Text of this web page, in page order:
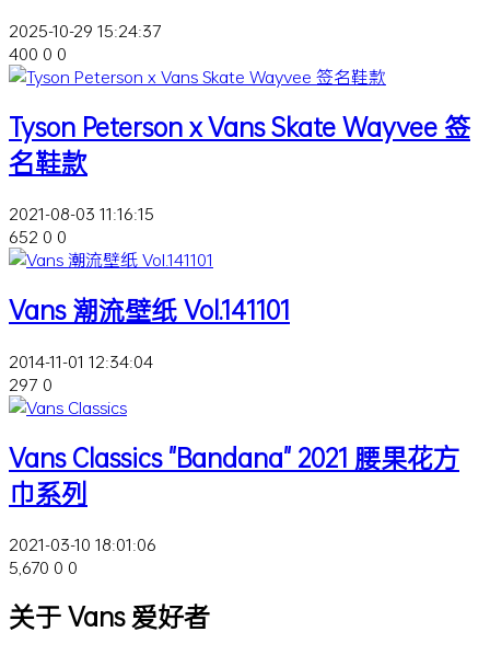
2025-10-29 15:24:37
400 0 0
Tyson Peterson x Vans Skate Wayvee 签
名鞋款
2021-08-03 11:16:15
652 0 0
Vans 潮流壁纸 Vol.141101
2014-11-01 12:34:04
297 0
Vans Classics "Bandana" 2021 腰果花方
巾系列
2021-03-10 18:01:06
5,670 0 0
关于 Vans 爱好者